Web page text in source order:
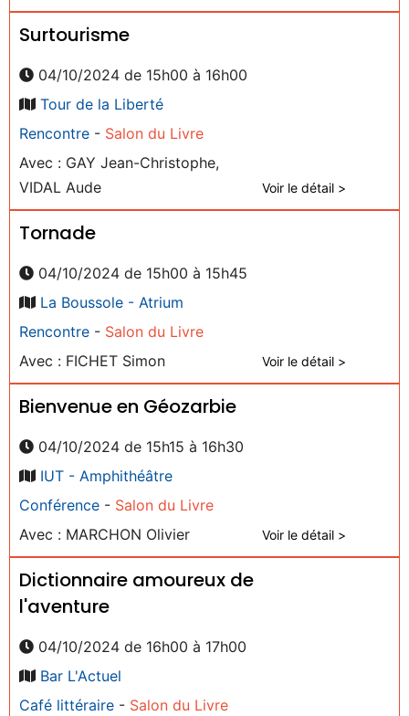
Surtourisme
04/10/2024 de 15h00 à 16h00
Tour de la Liberté
Rencontre - Salon du Livre
Avec : GAY Jean-Christophe,
VIDAL Aude
Voir le détail >
Tornade
04/10/2024 de 15h00 à 15h45
La Boussole - Atrium
Rencontre - Salon du Livre
Avec : FICHET Simon
Voir le détail >
Bienvenue en Géozarbie
04/10/2024 de 15h15 à 16h30
IUT - Amphithéâtre
Conférence - Salon du Livre
Avec : MARCHON Olivier
Voir le détail >
Dictionnaire amoureux de
l'aventure
04/10/2024 de 16h00 à 17h00
Bar L'Actuel
Café littéraire - Salon du Livre